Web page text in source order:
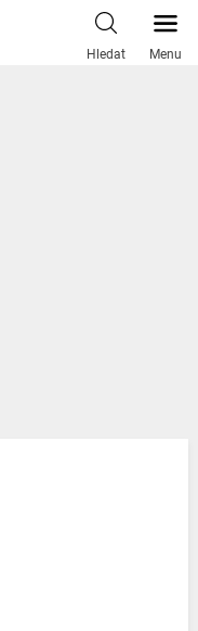
Hledat Menu